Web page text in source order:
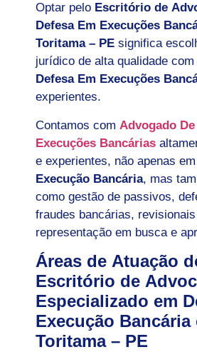
Optar pelo Escritório de
Defesa Em Execuções
Toritama – PE significa
jurídico de alta qualidade com
Defesa Em Execuções
experientes.
Contamos com Advogado
Execuções Bancárias
e experientes, não apenas em
Execução Bancária, mas
como gestão de passivos,
fraudes bancárias,
representação em busca e
Áreas de Atuação
Escritório de
Especializado em
Execução Bancária
Toritama – PE